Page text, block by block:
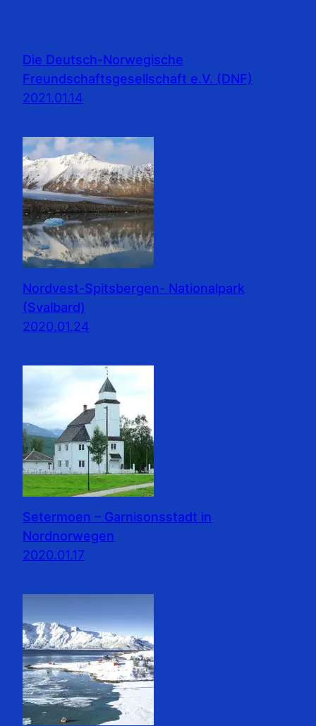
Die Deutsch-Norwegische
Freundschaftsgesellschaft e.V. (DNF)
2021.01.14
Nordvest-Spitsbergen- Nationalpark
(Svalbard)
2020.01.24
Setermoen – Garnisonsstadt in
Nordnorwegen
2020.01.17